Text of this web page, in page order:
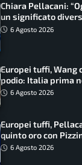
Chiara Pellacani:
un significato
qualità”
6 Agosto 2026
Europei tuffi, Wang
podio: Italia prima
6 Agosto 2026
Europei tuffi,
quinto oro con
metri
6 Agosto 2026